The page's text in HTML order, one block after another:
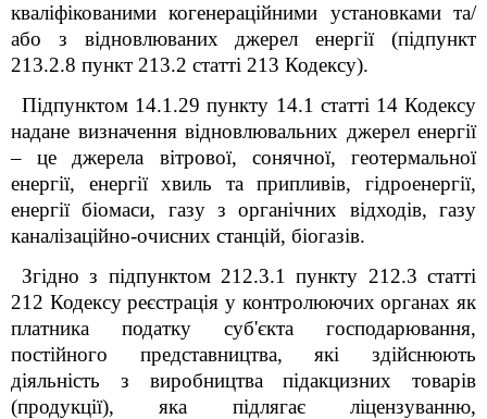
кваліфікованими когенераційними установками та/
або з відновлюваних джерел енергії (підпункт
213.2.8 пункт 213.2 статті 213 Кодексу).
Підпунктом 14.1.29 пункту 14.1 статті 14 Кодексу
надане визначення відновлювальних джерел енергії
– це джерела вітрової, сонячної, геотермальної
енергії, енергії хвиль та припливів, гідроенергії,
енергії біомаси, газу з органічних відходів, газу
каналізаційно-очисних станцій, біогазів.
Згідно з підпунктом 212.3.1 пункту 212.3 статті
212 Кодексуреєстрація у контролюючих органах як
платника податку суб'єкта господарювання,
постійного представництва, які здійснюють
діяльність з виробництва підакцизних товарів
(продукції), яка підлягає ліцензуванню,